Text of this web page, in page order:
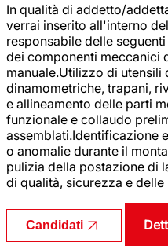
In qualità di addetto/
verrai inserito all'interno
responsabile delle
dei componenti meccanici
manuale.Utilizzo di
dinamometriche, trapani,
e allineamento delle parti
funzionale e collaudo
assemblati.Identificazione
o anomalie durante il
pulizia della postazione di
di qualità, sicurezza e
Candidati